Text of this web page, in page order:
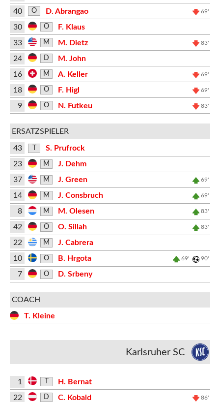
40
O D. Abrangao 69'
30 O
F. Klaus
33
M M. Dietz 83'
24 D
M. John
16
M A. Keller 69'
18 O F. Higl 69'
9 O N. Futkeu 83'
ERSATZSPIELER
43
S. Prufrock
23
M
J. Dehm
37
M J. Green 69'
14 M J. Consbruch 69'
8 M M. Olesen 83'
42 O O. Sillah 83'
22 M
J. Cabrera
10
O B. Hrgota 69' 90'
7 O D. Srbeny
COACH
T. Kleine
Karlsruher SC
1
H. Bernat
22
D C. Kobald 86'